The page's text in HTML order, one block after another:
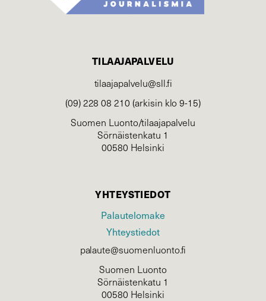
TILAAJAPALVELU
tilaajapalvelu@sll.fi
(09) 228 08 210 (arkisin klo 9-15)
Suomen Luonto/tilaajapalvelu
Sörnäistenkatu 1
00580 Helsinki
YHTEYSTIEDOT
Palautelomake
Yhteystiedot
palaute@suomenluonto.fi
Suomen Luonto
Sörnäistenkatu 1
00580 Helsinki